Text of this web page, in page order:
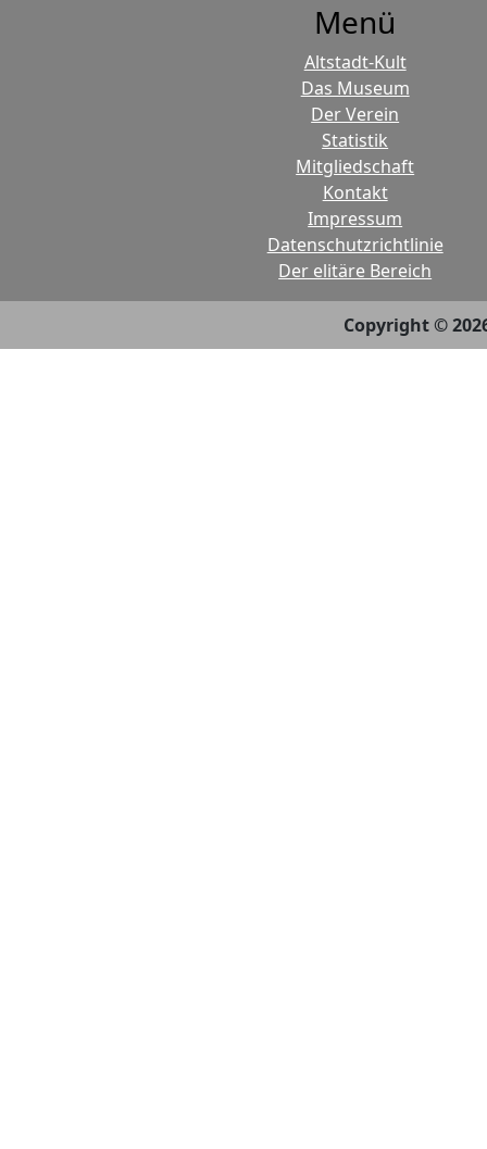
Menü
Altstadt-Kult
Das Museum
Der Verein
Statistik
Mitgliedschaft
Kontakt
Impressum
Datenschutzrichtlinie
Der elitäre Bereich
Copyright ©